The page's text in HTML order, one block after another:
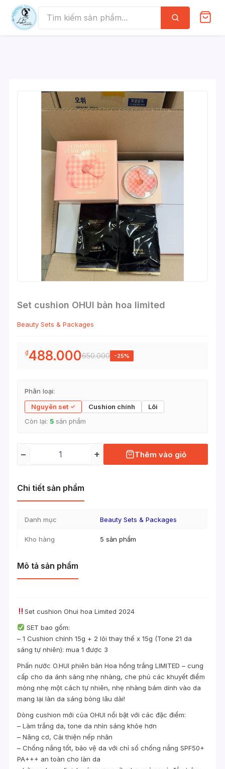
Skip
content
Tìm
kiếm
Set cushion OHUI bản hoa limited
Beauty Sets & Packages
₫488.000650.000 -25%
Phân loại:
Nguyên set
Cushion chính
Lõi
Còn lại: 5 sản phẩm
− + Thêm vào giỏ
Chi tiết sản phẩm
Danh mục Beauty Sets & Packages
Kho hàng 5 sản phẩm
Mô tả sản phẩm
Set cushion Ohui hoa Limited 2024
SET bao gồm:
– 1 Cushion chính 15g + 2 lõi thay thế x 15g (Tone 21 da
sáng tự nhiên): mua 1 được 3
Phấn nước O.HUI phiên bản Hoa hồng trắng LIMITED – cung
cấp cho da ánh sáng nhẹ nhàng, che phủ các khuyết điểm
mỏng nhẹ một cách tự nhiên, nhẹ nhàng bám dính vào da
mang lại làn da sáng bóng lâu dài!
Dòng cushion mới của OHUI nổi bật với các đặc điểm:
– Làm trắng da, tone da nhìn sáng khỏe hơn
– Nâng cơ, Cải thiện nếp nhăn
– Chống nắng tốt, bảo vệ da với chỉ số chống nắng SPF50+
PA+++ an toàn cho làn da